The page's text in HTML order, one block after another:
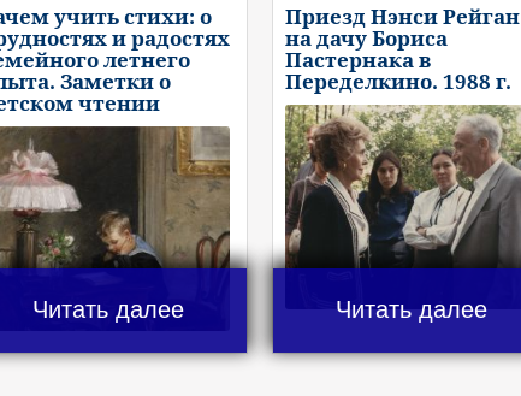
учить стихи: о
и радостях
летнего
Заметки о
чтении
Читать далее
Приезд Нэнси Рейган
на дачу Бориса
Пастернака в
Переделкино. 1988 г.
Читать далее